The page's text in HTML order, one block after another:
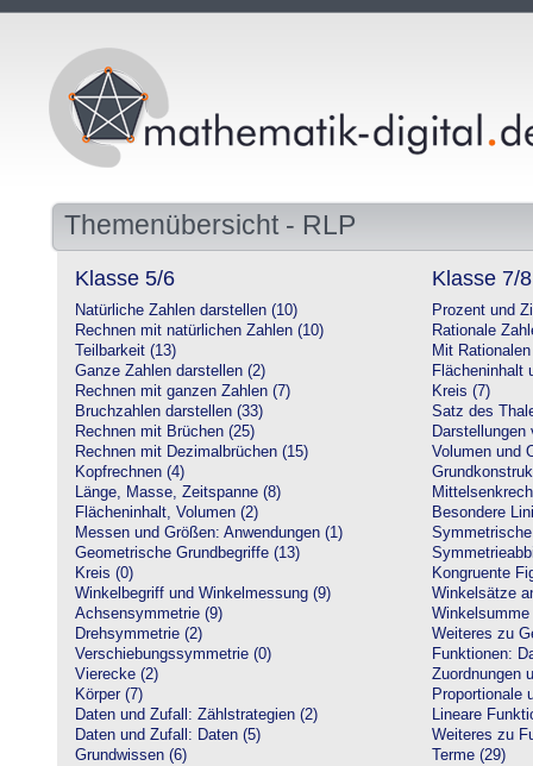
Themenübersicht - RLP
Klasse 5/6
Natürliche Zahlen darstellen (10)
Rechnen mit natürlichen Zahlen (10)
Teilbarkeit (13)
Ganze Zahlen darstellen (2)
Rechnen mit ganzen Zahlen (7)
Bruchzahlen darstellen (33)
Rechnen mit Brüchen (25)
Rechnen mit Dezimalbrüchen (15)
Kopfrechnen (4)
Länge, Masse, Zeitspanne (8)
Flächeninhalt, Volumen (2)
Messen und Größen: Anwendungen (1)
Geometrische Grundbegriffe (13)
Kreis (0)
Winkelbegriff und Winkelmessung (9)
Achsensymmetrie (9)
Drehsymmetrie (2)
Verschiebungssymmetrie (0)
Vierecke (2)
Körper (7)
Daten und Zufall: Zählstrategien (2)
Daten und Zufall: Daten (5)
Grundwissen (6)
Klasse 7/8
Prozent und
Rationale
Mit
Flächeninhalt
Kreis (7)
Satz des
Darstellungen
Volumen und
Besondere
Kongruente
Winkelsätze
Weiteres zu
Funktionen:
Zuordnungen
Proportionale
Lineare
Weiteres zu
Terme (29)